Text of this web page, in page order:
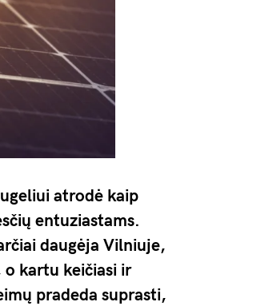
atrodė kaip
entuziastams.
daugėja Vilniuje,
o kartu keičiasi ir
pradeda suprasti,